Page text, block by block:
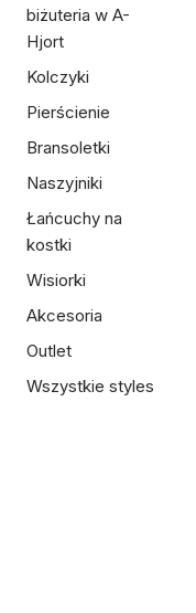
biżuteria w A-
Hjort
Kolczyki
Pierścienie
Bransoletki
Naszyjniki
Łańcuchy na
kostki
Wisiorki
Akcesoria
Outlet
Wszystkie styles